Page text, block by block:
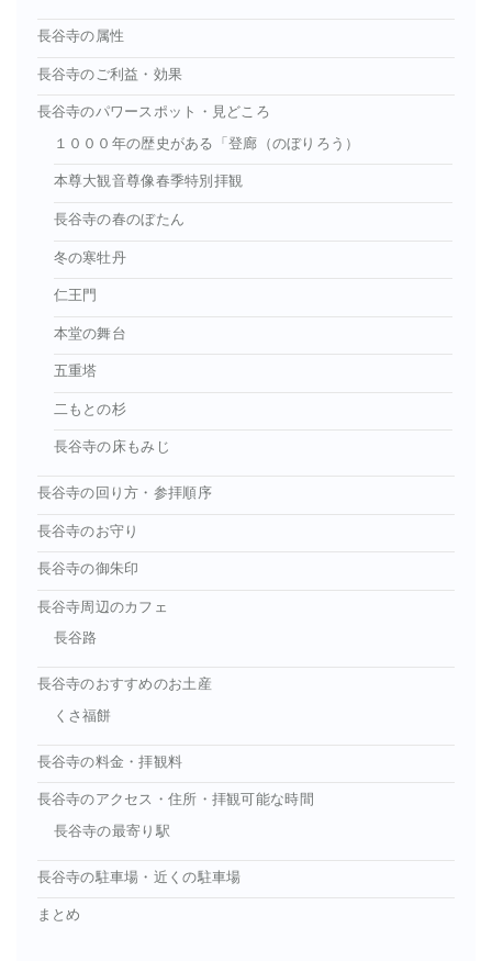
長谷寺の属性
長谷寺のご利益・効果
長谷寺のパワースポット・見どころ
１０００年の歴史がある「登廊（のぼりろう）
本尊大観音尊像春季特別拝観
長谷寺の春のぼたん
冬の寒牡丹
仁王門
本堂の舞台
五重塔
二もとの杉
長谷寺の床もみじ
長谷寺の回り方・参拝順序
長谷寺のお守り
長谷寺の御朱印
長谷寺周辺のカフェ
長谷路
長谷寺のおすすめのお土産
くさ福餅
長谷寺の料金・拝観料
長谷寺のアクセス・住所・拝観可能な時間
長谷寺の最寄り駅
長谷寺の駐車場・近くの駐車場
まとめ